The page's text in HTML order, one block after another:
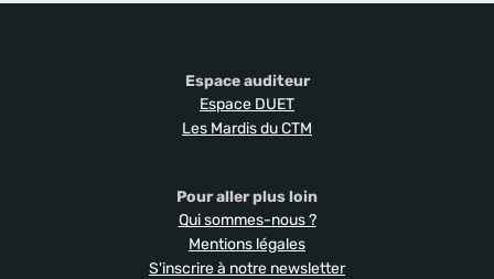
Espace auditeur
Espace DUET
Les Mardis du CTM
Pour aller plus loin
Qui sommes-nous ?
Mentions légales
S'inscrire à notre newsletter